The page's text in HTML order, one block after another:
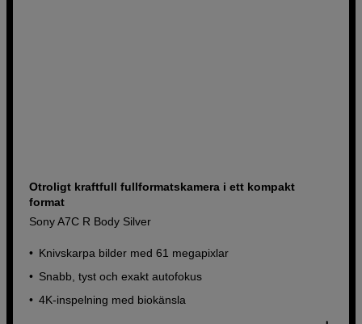
Otroligt kraftfull fullformatskamera i ett kompakt
format
Sony A7C R Body Silver
Knivskarpa bilder med 61 megapixlar
Snabb, tyst och exakt autofokus
4K-inspelning med biokänsla